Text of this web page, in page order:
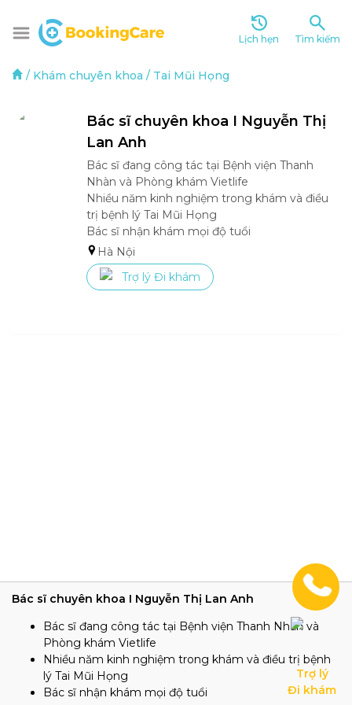
Lịch hẹn Tìm kiếm
/ Khám chuyên khoa / Tai Mũi Họng
Bác sĩ chuyên khoa I Nguyễn Thị
Lan Anh
Bác sĩ đang công tác tại Bệnh viện Thanh
Nhàn và Phòng khám Vietlife
Nhiều năm kinh nghiệm trong khám và điều
trị bệnh lý Tai Mũi Họng
Bác sĩ nhận khám mọi độ tuổi
Hà Nội
Trợ lý Đi khám
Bác sĩ chuyên khoa I Nguyễn Thị Lan Anh
Bác sĩ đang công tác tại Bệnh viện Thanh Nhàn và
Phòng khám Vietlife
Nhiều năm kinh nghiệm trong khám và điều trị bệnh
lý Tai Mũi Họng
Bác sĩ nhận khám mọi độ tuổi
Trợ lý
Đi khám